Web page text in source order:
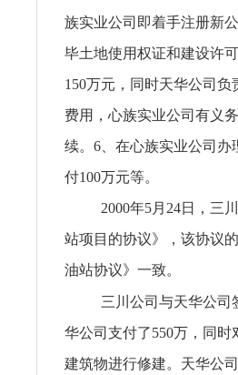
族实业公司即着手注册新
毕土地使用权证和建设许
150万元，同时天华公司
费用，心族实业公司有义
续。6、在心族实业公司
付100万元等。
2000年5月24日，三
站项目的协议》，该协议
油站协议》一致。
三川公司与天华公司
华公司支付了550万，同
建筑物进行修建。天华公